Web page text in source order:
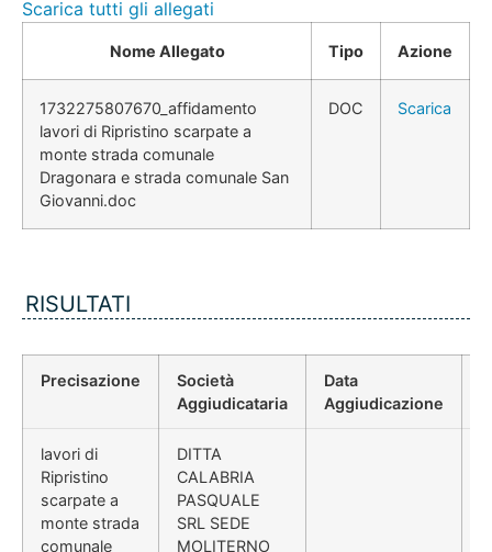
Scarica tutti gli allegati
Nome Allegato Tipo Azione
1732275807670_affidamento
lavori di Ripristino scarpate a
monte strada comunale
Dragonara e strada comunale San
Giovanni.doc
DOC Scarica
RISULTATI
Precisazione
Società
Aggiudicataria
Data
Aggiudicazione
lavori di
Ripristino
scarpate a
monte strada
comunale
DITTA
CALABRIA
PASQUALE
SRL SEDE
MOLITERNO